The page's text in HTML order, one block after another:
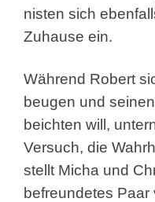
nisten sich
Zuhause ein.
Während Robert
beugen und
beichten will,
Versuch, die
stellt Micha und
befreundetes Paar